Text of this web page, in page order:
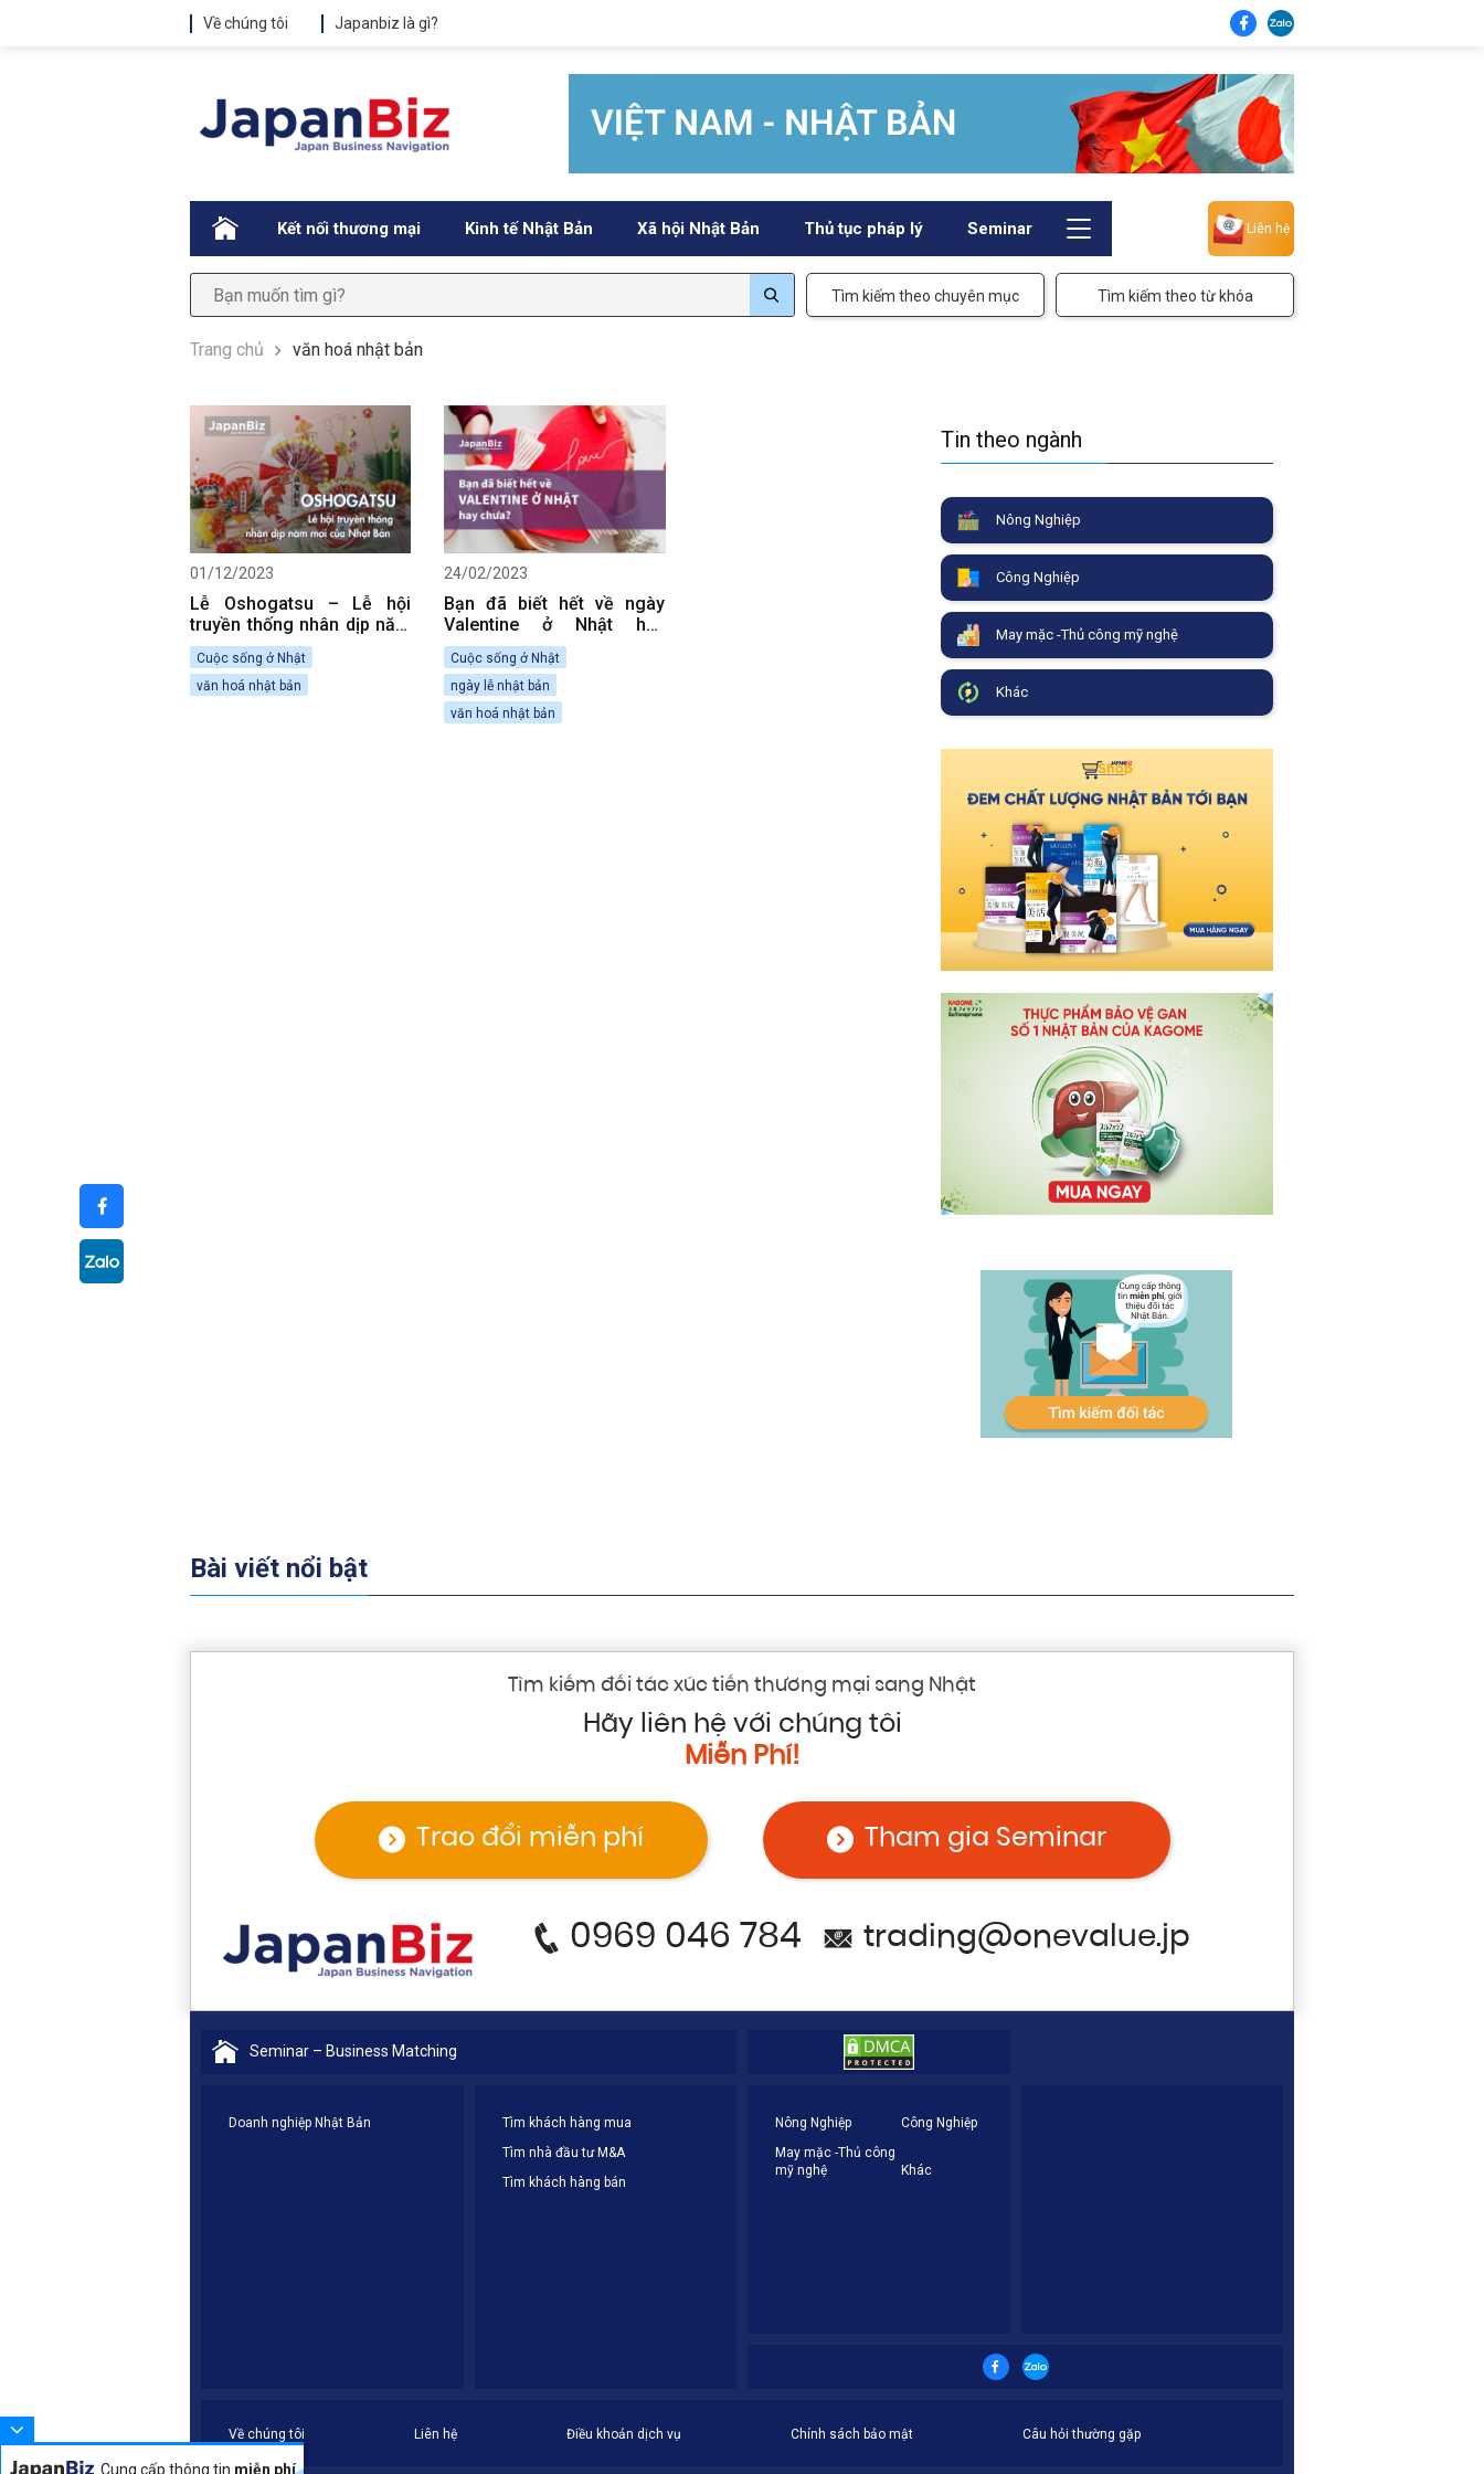
Về chúng tôi Japanbiz là gì?
. Kết nối thương mại Kinh tế Nhật Bản Xã hội Nhật Bản Thủ tục pháp lý Seminar Liên hệ
Tìm kiếm theo chuyên mục Tìm kiếm theo từ khóa
Trang chủ văn hoá nhật bản
01/12/2023
Lễ Oshogatsu – Lễ hội
truyền thống nhân dịp năm
mới của Nhật Bản.
Cuộc sống ở Nhật
văn hoá nhật bản
24/02/2023
Bạn đã biết hết về ngày
Valentine ở Nhật hay
chưa?
Cuộc sống ở Nhật
ngày lễ nhật bản
văn hoá nhật bản
Tin theo ngành
Nông Nghiệp
Công Nghiệp
May mặc -Thủ công mỹ nghệ
Khác
Bài viết nổi bật
Tìm kiếm đối tác xúc tiến thương mại sang Nhật
Hãy liên hệ với chúng tôi
Miễn Phí!
Trao đổi miễn phí Tham gia Seminar
0969 046 784 trading@onevalue.jp
Seminar – Business Matching
Doanh nghiệp Nhật Bản
Tìm khách hàng mua
Tìm nhà đầu tư M&A
Tìm khách hàng bán
Nông Nghiệp
Công Nghiệp
May mặc -Thủ công
mỹ nghệ
Khác
Về chúng tôi Liên hệ Điều khoản dịch vụ Chính sách bảo mật Câu hỏi thường gặp
Cung cấp thông tin miễn phí